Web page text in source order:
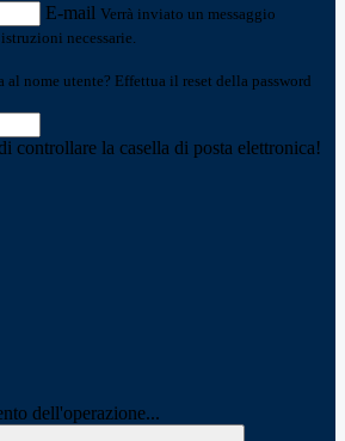
E-mail Verrà inviato un messaggio
necessarie.
al nome utente? Effettua il reset della password
controllare la casella di posta elettronica!
dell'operazione...